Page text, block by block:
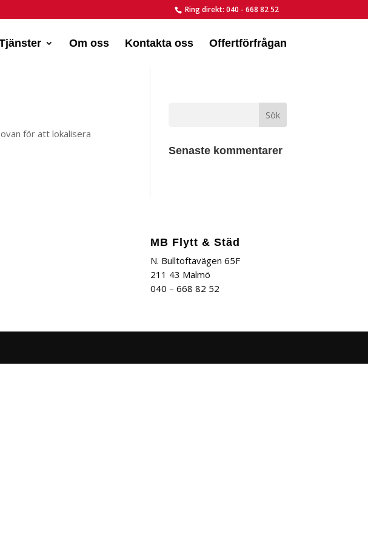
Ring direkt: 040 - 668 82 52
Om oss Kontakta oss Offertförfrågan
för att lokalisera
Senaste kommentarer
MB Flytt & Städ
N. Bulltoftavägen 65F
211 43 Malmö
040 – 668 82 52